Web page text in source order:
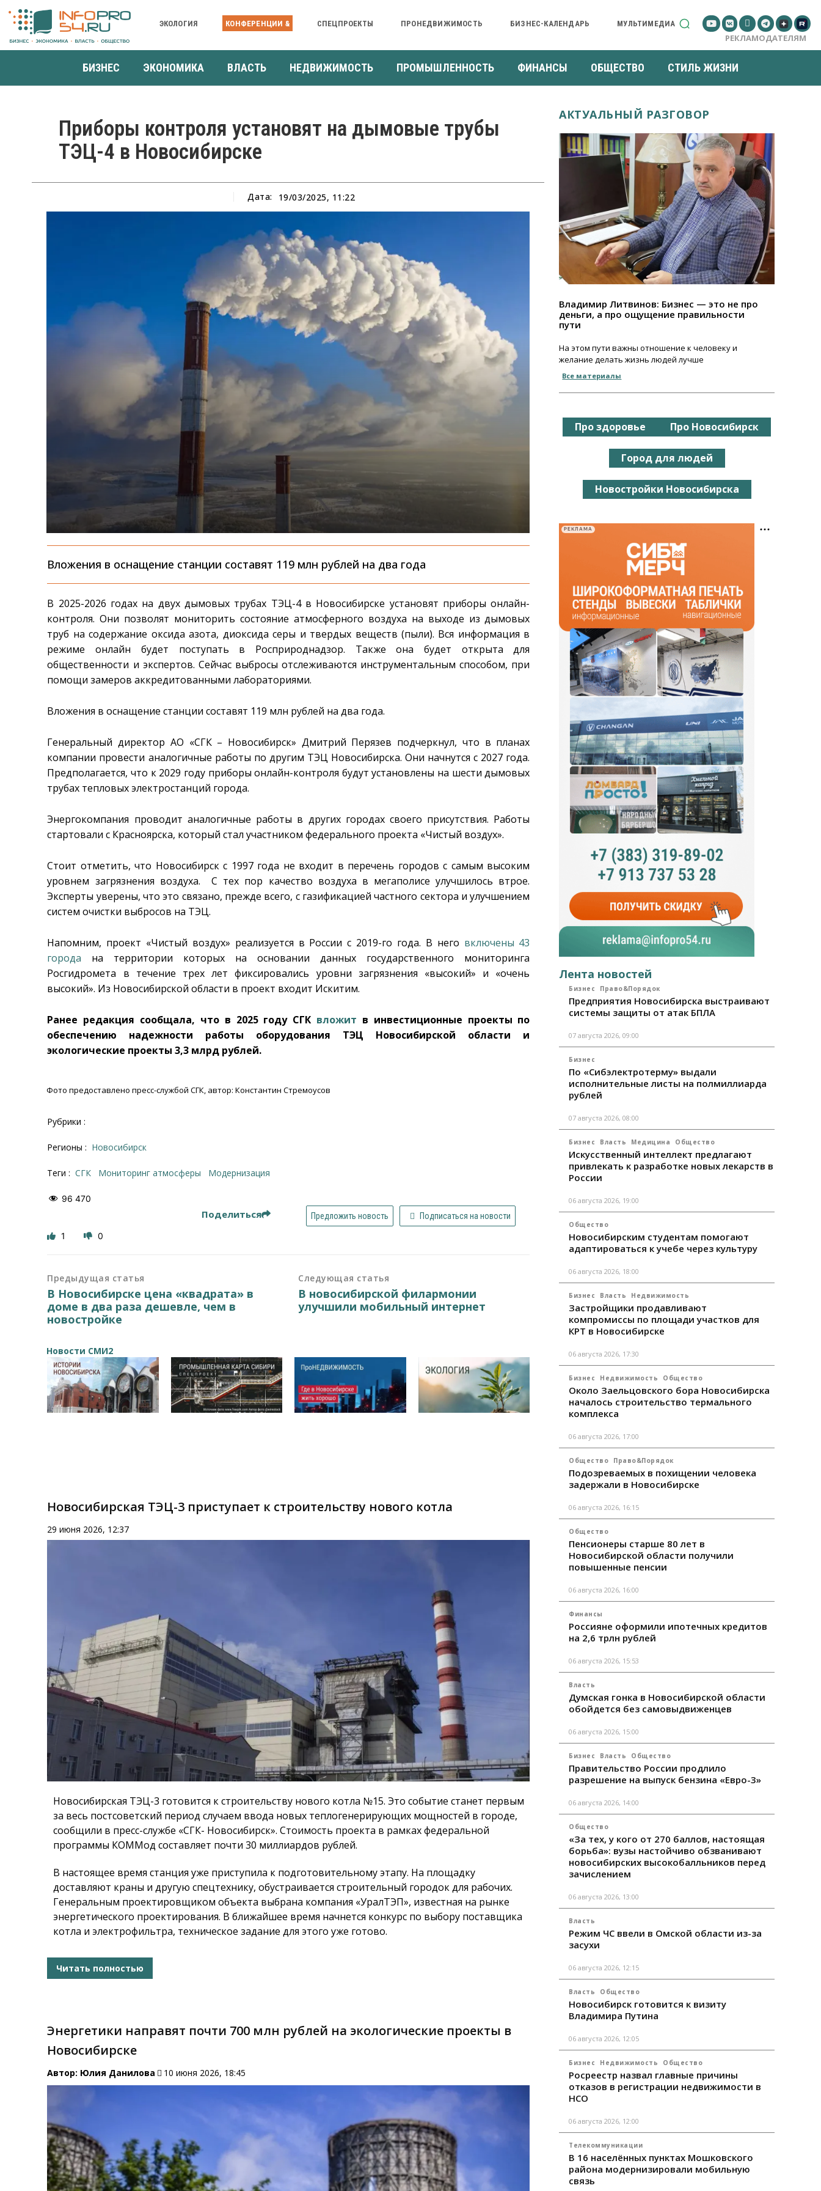
ЭКОЛОГИЯ КОНФЕРЕНЦИИ & СПЕЦПРОЕКТЫ ПРОНЕДВИЖИМОСТЬ БИЗНЕС-КАЛЕНДАРЬ МУЛЬТИМЕДИА
РЕКЛАМОДАТЕЛЯМ
БИЗНЕС ЭКОНОМИКА ВЛАСТЬ НЕДВИЖИМОСТЬ ПРОМЫШЛЕННОСТЬ ФИНАНСЫ ОБЩЕСТВО СТИЛЬ ЖИЗНИ
Приборы контроля установят на дымовые трубы
ТЭЦ-4 в Новосибирске
Дата: 19/03/2025, 11:22
Вложения в оснащение станции составят 119 млн рублей на два года
В 2025-2026 годах на двух дымовых трубах ТЭЦ-4 в Новосибирске установят приборы онлайн-
контроля. Они позволят мониторить состояние атмосферного воздуха на выходе из дымовых
труб на содержание оксида азота, диоксида серы и твердых веществ (пыли). Вся информация в
режиме онлайн будет поступать в Росприроднадзор. Также она будет открыта для
общественности и экспертов. Сейчас выбросы отслеживаются инструментальным способом, при
помощи замеров аккредитованными лабораториями.
Вложения в оснащение станции составят 119 млн рублей на два года.
Генеральный директор АО «СГК – Новосибирск» Дмитрий Перязев подчеркнул, что в планах
компании провести аналогичные работы по другим ТЭЦ Новосибирска. Они начнутся с 2027 года.
Предполагается, что к 2029 году приборы онлайн-контроля будут установлены на шести дымовых
трубах тепловых электростанций города.
Энергокомпания проводит аналогичные работы в других городах своего присутствия. Работы
стартовали с Красноярска, который стал участником федерального проекта «Чистый воздух».
Стоит отметить, что Новосибирск с 1997 года не входит в перечень городов с самым высоким
уровнем загрязнения воздуха. С тех пор качество воздуха в мегаполисе улучшилось втрое.
Эксперты уверены, что это связано, прежде всего, с газификацией частного сектора и улучшением
систем очистки выбросов на ТЭЦ.
Напомним, проект «Чистый воздух» реализуется в России с 2019-го года. В него включены 43
города на территории которых на основании данных государственного мониторинга
Росгидромета в течение трех лет фиксировались уровни загрязнения «высокий» и «очень
высокий». Из Новосибирской области в проект входит Искитим.
Ранее редакция сообщала, что в 2025 году СГК вложит в инвестиционные проекты по
обеспечению надежности работы оборудования ТЭЦ Новосибирской области и
экологические проекты 3,3 млрд рублей.
Фото предоставлено пресс-службой СГК, автор: Константин Стремоусов
Рубрики :
Регионы : Новосибирск
Теги : СГК мониторинг атмосферы модернизация
96 470
Поделиться Предложить новость Подписаться на новости
1 0
Предыдущая статья
В Новосибирске цена «квадрата» в
доме в два раза дешевле, чем в
новостройке
Следующая статья
В новосибирской филармонии
улучшили мобильный интернет
Новости СМИ2
Новосибирская ТЭЦ-3 приступает к строительству нового котла
29 июня 2026, 12:37
Новосибирская ТЭЦ-3 готовится к строительству нового котла №15. Это событие станет первым
за весь постсоветский период случаем ввода новых теплогенерирующих мощностей в городе,
сообщили в пресс-службе «СГК- Новосибирск». Стоимость проекта в рамках федеральной
программы КОММод составляет почти 30 миллиардов рублей.
В настоящее время станция уже приступила к подготовительному этапу. На площадку
доставляют краны и другую спецтехнику, обустраивается строительный городок для рабочих.
Генеральным проектировщиком объекта выбрана компания «УралТЭП», известная на рынке
энергетического проектирования. В ближайшее время начнется конкурс по выбору поставщика
котла и электрофильтра, техническое задание для этого уже готово.
Читать полностью
Энергетики направят почти 700 млн рублей на экологические проекты в
Новосибирске
Автор: Юлия Данилова 10 июня 2026, 18:45
АКТУАЛЬНЫЙ РАЗГОВОР
Владимир Литвинов: Бизнес — это не про
деньги, а про ощущение правильности
пути
На этом пути важны отношение к человеку и
желание делать жизнь людей лучше
Все материалы
Про здоровье Про Новосибирск
Город для людей
Новостройки Новосибирска
РЕКЛАМА
Лента новостей
Бизнес Право&Порядок
Предприятия Новосибирска выстраивают
системы защиты от атак БПЛА
07 августа 2026, 09:00
Бизнес
По «Сибэлектротерму» выдали
исполнительные листы на полмиллиарда
рублей
07 августа 2026, 08:00
Бизнес Власть Медицина Общество
Искусственный интеллект предлагают
привлекать к разработке новых лекарств в
России
06 августа 2026, 19:00
Общество
Новосибирским студентам помогают
адаптироваться к учебе через культуру
06 августа 2026, 18:00
Бизнес Власть Недвижимость
Застройщики продавливают
компромиссы по площади участков для
КРТ в Новосибирске
06 августа 2026, 17:30
Бизнес Недвижимость Общество
Около Заельцовского бора Новосибирска
началось строительство термального
комплекса
06 августа 2026, 17:00
Общество Право&Порядок
Подозреваемых в похищении человека
задержали в Новосибирске
06 августа 2026, 16:15
Общество
Пенсионеры старше 80 лет в
Новосибирской области получили
повышенные пенсии
06 августа 2026, 16:00
Финансы
Россияне оформили ипотечных кредитов
на 2,6 трлн рублей
06 августа 2026, 15:53
Власть
Думская гонка в Новосибирской области
обойдется без самовыдвиженцев
06 августа 2026, 15:00
Бизнес Власть Общество
Правительство России продлило
разрешение на выпуск бензина «Евро-3»
06 августа 2026, 14:00
Общество
«За тех, у кого от 270 баллов, настоящая
борьба»: вузы настойчиво обзванивают
новосибирских высокобалльников перед
зачислением
06 августа 2026, 13:00
Власть
Режим ЧС ввели в Омской области из-за
засухи
06 августа 2026, 12:15
Власть Общество
Новосибирск готовится к визиту
Владимира Путина
06 августа 2026, 12:05
Бизнес Недвижимость Общество
Росреестр назвал главные причины
отказов в регистрации недвижимости в
НСО
06 августа 2026, 12:00
Телекоммуникации
В 16 населённых пунктах Мошковского
района модернизировали мобильную
связь